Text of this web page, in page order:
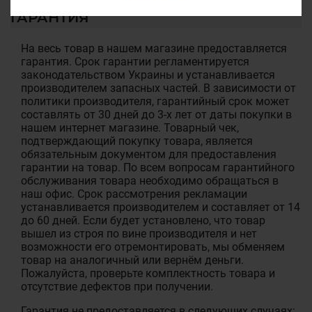
ГАРАНТИЯ
На весь товар в нашем магазине предоставляется
гарантия. Срок гарантии регламентируется
законодательством Украины и устанавливается
производителем запасных частей. В зависимости от
политики производителя, гарантийный срок может
составлять от 30 дней до 3-х лет от даты покупки в
нашем интернет магазине. Товарный чек,
подтверждающий покупку товара, является
обязательным документом для предоставления
гарантии на товар. По всем вопросам гарантийного
обслуживания товара необходимо обращаться в
наш офис. Срок рассмотрения рекламации
устанавливается производителем и составляет от 14
до 60 дней. Если будет установлено, что товар
вышел из строя по вине производителя и нет
возможности его отремонтировать, мы обменяем
товар на аналогичный или вернём деньги.
Пожалуйста, проверьте комплектность товара и
отсутствие дефектов при получении.